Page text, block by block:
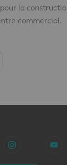
la
commercial.